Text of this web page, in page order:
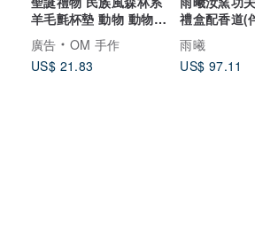
羊毛氈杯墊 動物 動物杯
墊-綿羊吸水杯墊
廣告
OM 手作
US$ 21.83
禮盒配香道(
雨曦
US$ 97.11